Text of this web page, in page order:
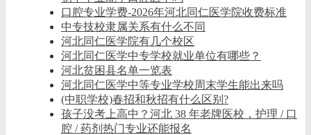
口腔专业学费-2026年河北同仁医学院收费标准
中专技校隶属关系有什么不同
河北同仁医学院有几个校区
河北同仁医学中专学校就业单位有哪些？
河北贫困县名单一览表
河北同仁医学中等专业学校周末学生能出来吗
(中职学校)春招和秋招有什么区别?
孩子没考上高中？河北 38 年老牌医校，护理 / 口
腔 / 药剂热门专业还能报名